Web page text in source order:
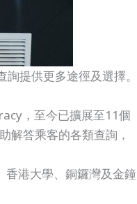
提供更多途徑及選擇。
，至今已擴展至11個
解答乘客的各類查詢，
香港大學、銅鑼灣及金鐘